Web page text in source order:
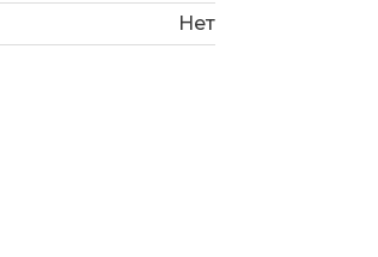
Нет